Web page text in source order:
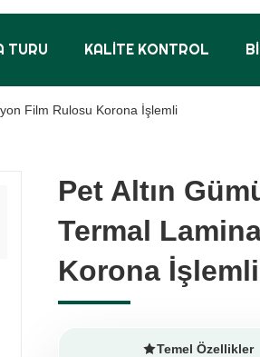
TURU KALITE KONTROL
Film Rulosu Korona İşlemli
Pet Altın
Termal
Korona İşlemli
Pet Altın
Termal
Korona İşlemli
Temel Özellikler